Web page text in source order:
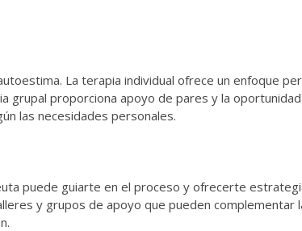
La terapia individual ofrece un enfoque
proporciona apoyo de pares y la
las necesidades personales.
puede guiarte en el proceso y ofrecerte
y grupos de apoyo que pueden complementar